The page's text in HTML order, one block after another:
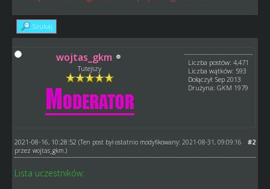
Szukaj
wojtas_gkm
Tutejszy
Liczba postów: 4,471
Liczba wątków: 593
Dołączył: Sep 2013
Drużyna: GKM 1979
#2
2021-08-16, 10:28:52 (Ten post był ostatnio modyfikowany: 2021-08-31, 09:09:16
przez wojtas_gkm .)
Lista uczestników: